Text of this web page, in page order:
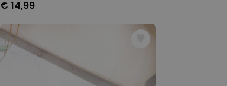
€ 14,99